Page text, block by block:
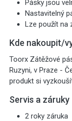
Pásky jsou
Nastavitelný
Lze použít na
Kde nakoupit/
Toorx Zátěžové
Ruzyni, v Praze -
produkt si
Servis a záruky
2 roky záruka